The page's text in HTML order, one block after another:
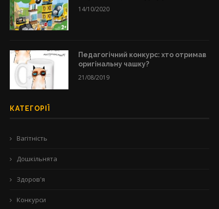
14/10/2020
Педагогічний конкурс: хто отримав
оригінальну чашку?
21/08/2019
КАТЕГОРІЇ
Вагітність
Дошкільнята
Здоров'я
Конкурси